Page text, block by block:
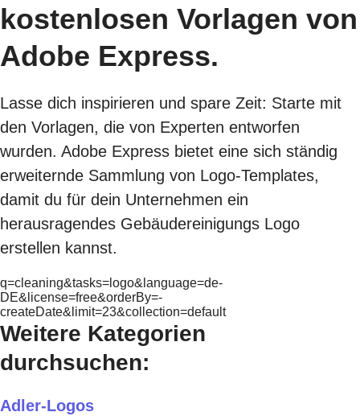
kostenlosen Vorlagen von
Adobe Express.
Lasse dich inspirieren und spare Zeit: Starte mit
den Vorlagen, die von Experten entworfen
wurden. Adobe Express bietet eine sich ständig
erweiternde Sammlung von Logo-Templates,
damit du für dein Unternehmen ein
herausragendes Gebäudereinigungs Logo
erstellen kannst.
q=cleaning&tasks=logo&language=de-
DE&license=free&orderBy=-
createDate&limit=23&collection=default
Weitere Kategorien
durchsuchen:
Adler-Logos